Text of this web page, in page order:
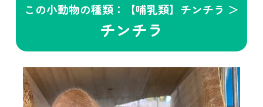
この小動物の種類：【哺乳類】チンチラ ＞
チンチラ